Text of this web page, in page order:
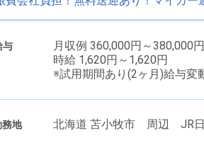
与
月収例 360,000円～380,000円
時給 1,620円～1,620円
※試用期間あり(2ヶ月)給与変
務地 北海道 苫小牧市 周辺 JR日